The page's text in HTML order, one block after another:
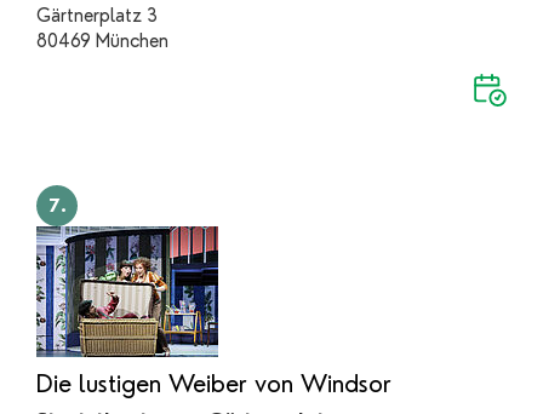
Gärtnerplatz 3
80469 München
7.
Die lustigen Weiber von Windsor